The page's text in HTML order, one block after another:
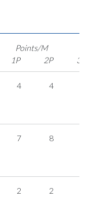
Points/M
1P 2P 3P
4 4
7 8
2 2